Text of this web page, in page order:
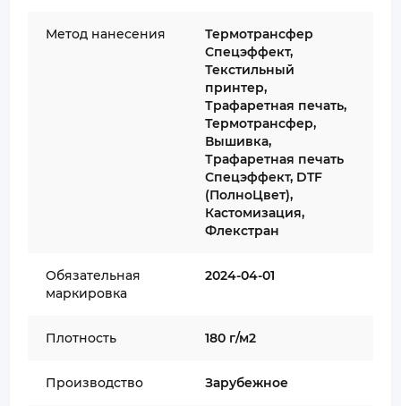
Метод нанесения
Термотрансфер
Спецэффект,
Текстильный
принтер,
Трафаретная печать,
Термотрансфер,
Вышивка,
Трафаретная печать
Спецэффект, DTF
(ПолноЦвет),
Кастомизация,
Флекстран
Обязательная
маркировка
2024-04-01
Плотность 180 г/м2
Производство Зарубежное